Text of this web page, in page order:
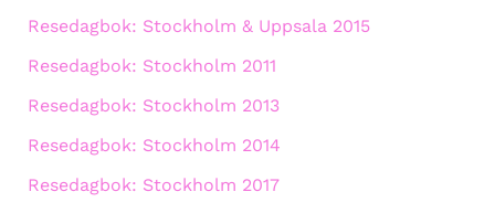
Resedagbok: Stockholm & Uppsala 2015
Resedagbok: Stockholm 2011
Resedagbok: Stockholm 2013
Resedagbok: Stockholm 2014
Resedagbok: Stockholm 2017